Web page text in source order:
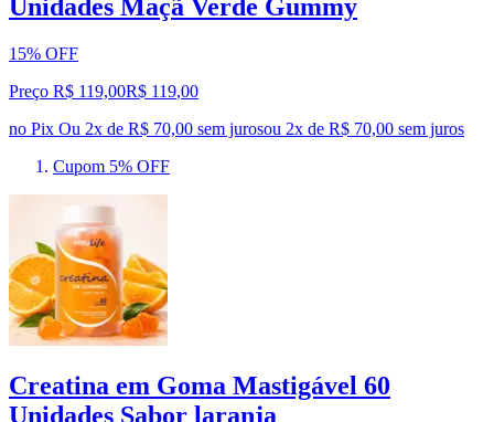
Unidades Maçã Verde Gummy
15% OFF
Preço R$ 119,00R$ 119,00
no Pix Ou 2x de R$ 70,00 sem jurosou 2x de R$ 70,00 sem juros
Cupom 5% OFF
Creatina em Goma Mastigável 60
Unidades Sabor laranja